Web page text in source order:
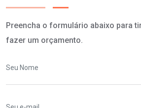
Preencha o formulário abaixo para
fazer um orçamento.